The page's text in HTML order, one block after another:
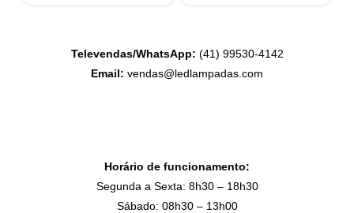
Televendas/WhatsApp: (41) 99530-4142
Email: vendas@ledlampadas.com
Horário de funcionamento:
Segunda a Sexta: 8h30 – 18h30
Sábado: 08h30 – 13h00